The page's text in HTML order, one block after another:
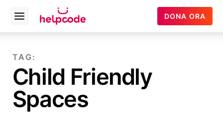
contenuto
Helpcode
Italia
Open
menu
DONA ORA
TAG:
Child Friendly
Spaces